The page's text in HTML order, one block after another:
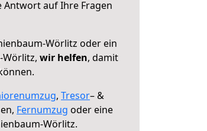
Antwort auf Ihre Fragen
Wörlitz oder ein
wir helfen, damit
, Tresor– &
Fernumzug oder eine
Wörlitz.